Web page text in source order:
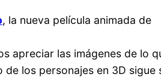
, la nueva película animada de
apreciar las imágenes de lo
los personajes en 3D sigue